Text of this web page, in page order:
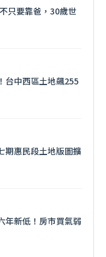
只要靠爸，30歲世
台中西區土地飆255
期惠民段土地版圖擴
年新低！房市買氣弱